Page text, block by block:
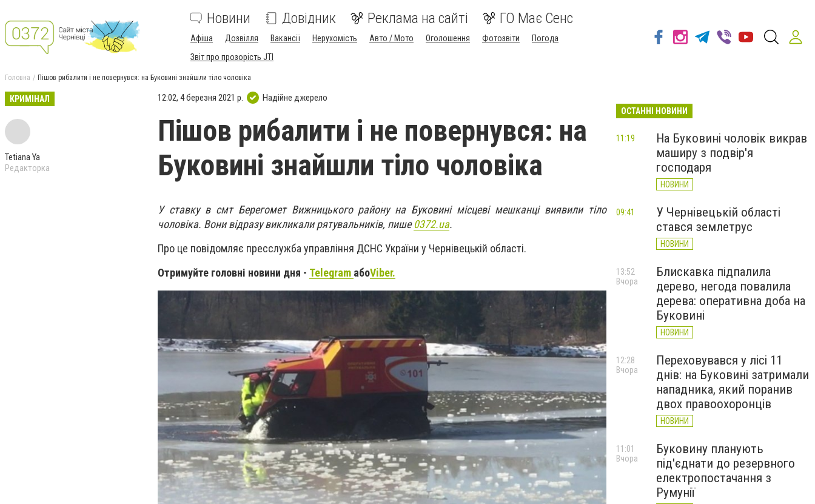
Новини Довідник Реклама на сайті ГО Має Сенс
Афіша Дозвілля Вакансії Нерухомість Авто / Мото Оголошення Фотозвіти
Погода
Звіт про прозорість JTI
Головна Пішов рибалити і не повернувся: на Буковині знайшли тіло чоловіка
КРИМІНАЛ
Tetiana Ya
Редакторка
12:02, 4 березня 2021 р. Надійне джерело
Пішов рибалити і не повернувся: на
Буковині знайшли тіло чоловіка
У ставку в смт Берегомет Вижницького району на Буковині місцеві мешканці виявили тіло
чоловіка. Вони відразу викликали рятувальників, пише0372.ua.
Про це повідомляє пресслужба управління ДСНС України у Чернівецькій області.
Отримуйте головні новини дня - Telegram абоViber.
ОСТАННІ НОВИНИ
На Буковині чоловік викрав
маширу з подвір'я
господаря
НОВИНИ
11:19
У Чернівецькій області
стався землетрус
НОВИНИ
09:41
Блискавка підпалила
дерево, негода повалила
дерева: оперативна доба на
Буковині
НОВИНИ
13:52
Вчора
Переховувався у лісі 11
днів: на Буковині затримали
нападника, який поранив
двох правоохоронців
НОВИНИ
12:28
Вчора
Буковину планують
під'єднати до резервного
електропостачання з
Румунії
11:01
Вчора